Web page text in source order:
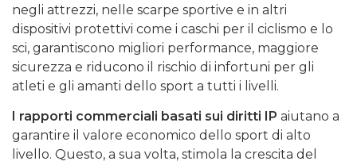
negli attrezzi, nelle scarpe sportive e in altri
dispositivi protettivi come i caschi per il ciclismo e lo
sci, garantiscono migliori performance, maggiore
sicurezza e riducono il rischio di infortuni per gli
atleti e gli amanti dello sport a tutti i livelli.
I rapporti commerciali basati sui diritti IP aiutano a
garantire il valore economico dello sport di alto
livello. Questo, a sua volta, stimola la crescita del